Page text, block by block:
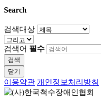
Search
검색대상
검색어 필수
검색
닫기
이용약관 개인정보처리방침